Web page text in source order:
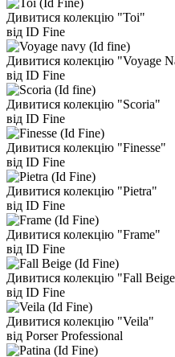
Дивитися колекцію "Toi"
від ID Fine
Дивитися колекцію "Voyage
від ID Fine
Дивитися колекцію "Scoria"
від ID Fine
Дивитися колекцію "Finesse"
від ID Fine
Дивитися колекцію "Pietra"
від ID Fine
Дивитися колекцію "Frame"
від ID Fine
Дивитися колекцію "Fall
від ID Fine
Дивитися колекцію "Veila"
від Porser Professional